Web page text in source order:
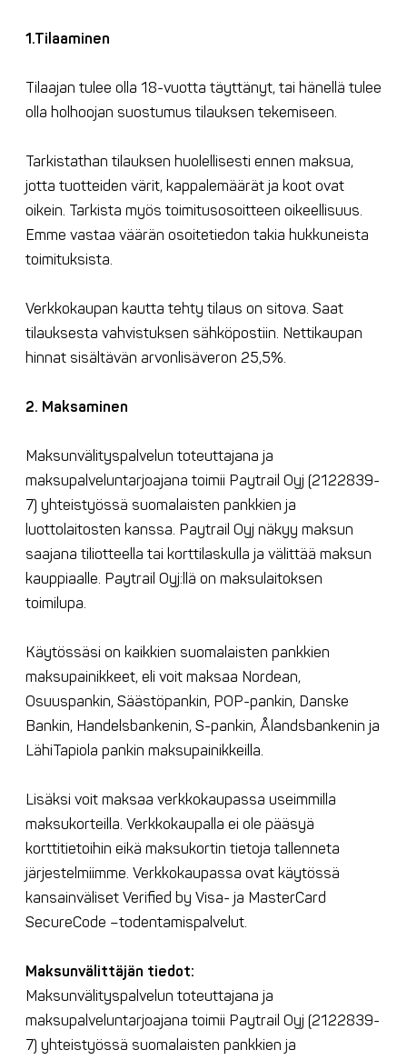
1.Tilaaminen
Tilaajan tulee olla 18-vuotta täyttänyt, tai hänellä tulee
olla holhoojan suostumus tilauksen tekemiseen.
Tarkistathan tilauksen huolellisesti ennen maksua,
jotta tuotteiden värit, kappalemäärät ja koot ovat
oikein. Tarkista myös toimitusosoitteen oikeellisuus.
Emme vastaa väärän osoitetiedon takia hukkuneista
toimituksista.
Verkkokaupan kautta tehty tilaus on sitova. Saat
tilauksesta vahvistuksen sähköpostiin. Nettikaupan
hinnat sisältävän arvonlisäveron 25,5%.
2. Maksaminen
Maksunvälityspalvelun toteuttajana ja
maksupalveluntarjoajana toimii Paytrail Oyj (2122839-
7) yhteistyössä suomalaisten pankkien ja
luottolaitosten kanssa. Paytrail Oyj näkyy maksun
saajana tiliotteella tai korttilaskulla ja välittää maksun
kauppiaalle. Paytrail Oyj:llä on maksulaitoksen
toimilupa.
Käytössäsi on kaikkien suomalaisten pankkien
maksupainikkeet, eli voit maksaa Nordean,
Osuuspankin, Säästöpankin, POP-pankin, Danske
Bankin, Handelsbankenin, S-pankin, Ålandsbankenin ja
LähiTapiola pankin maksupainikkeilla.
Lisäksi voit maksaa verkkokaupassa useimmilla
maksukorteilla. Verkkokaupalla ei ole pääsyä
korttitietoihin eikä maksukortin tietoja tallenneta
järjestelmiimme. Verkkokaupassa ovat käytössä
kansainväliset Verified by Visa- ja MasterCard
SecureCode –todentamispalvelut.
Maksunvälittäjän tiedot:
Maksunvälityspalvelun toteuttajana ja
maksupalveluntarjoajana toimii Paytrail Oyj (2122839-
7) yhteistyössä suomalaisten pankkien ja